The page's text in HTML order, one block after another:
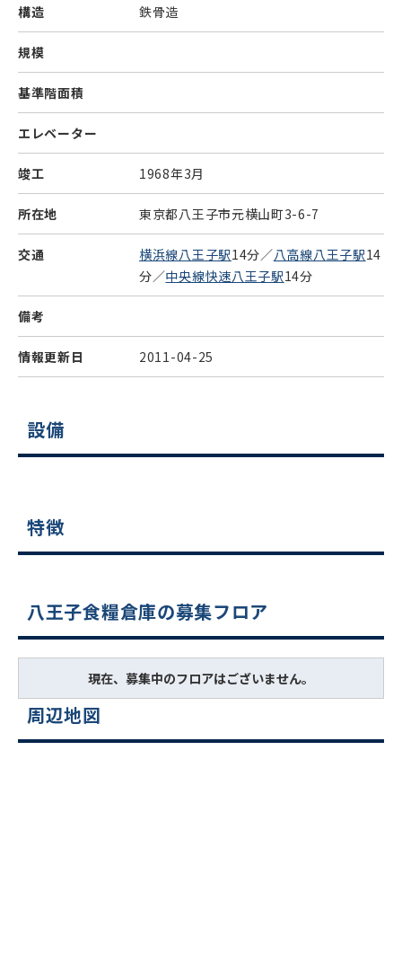
構造 鉄骨造
規模
基準階面積
エレベーター
竣工 1968年3月
所在地 東京都八王子市元横山町3-6-7
交通 横浜線八王子駅14分／八高線八王子駅14
分／中央線快速八王子駅14分
備考
情報更新日 2011-04-25
設備
特徴
八王子食糧倉庫の募集フロア
現在、募集中のフロアはございません。
周辺地図